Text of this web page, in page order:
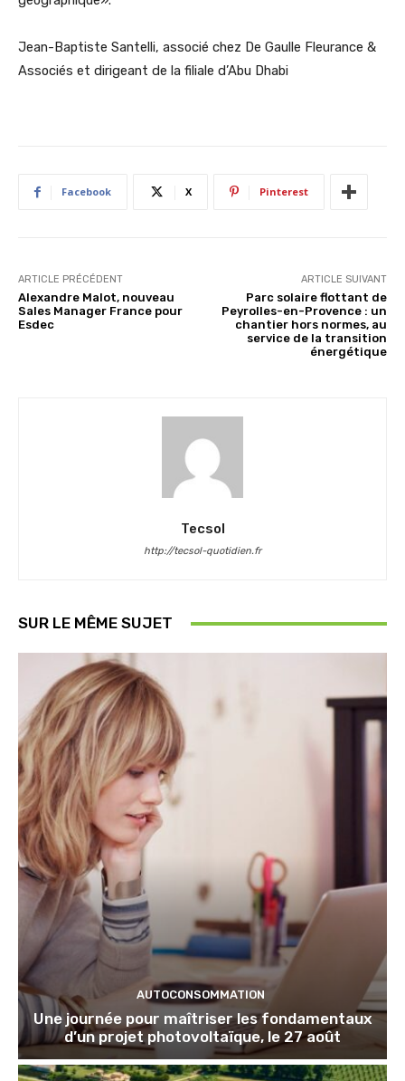
Jean-Baptiste Santelli, associé chez De Gaulle Fleurance &
Associés et dirigeant de la filiale d’Abu Dhabi
Facebook X Pinterest
ARTICLE PRÉCÉDENT
Alexandre Malot, nouveau
Sales Manager France pour
Esdec
ARTICLE SUIVANT
Parc solaire flottant de
Peyrolles-en-Provence : un
chantier hors normes, au
service de la transition
énergétique
Tecsol
http://tecsol-quotidien.fr
SUR LE MÊME SUJET
AUTOCONSOMMATION
Une journée pour maîtriser les fondamentaux
d’un projet photovoltaïque, le 27 août